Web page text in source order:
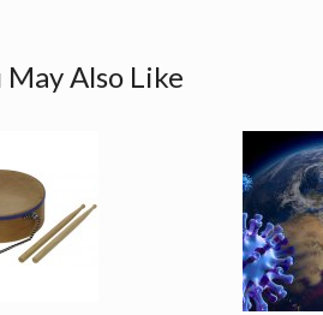
May Also Like